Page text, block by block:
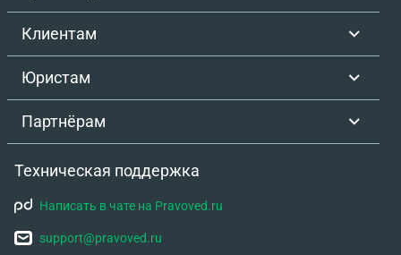
Клиентам
Юристам
Партнёрам
Техническая поддержка
Написать в чате на Pravoved.ru
support@pravoved.ru